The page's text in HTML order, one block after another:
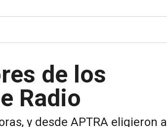
de los
Radio
y desde APTRA eligieron a